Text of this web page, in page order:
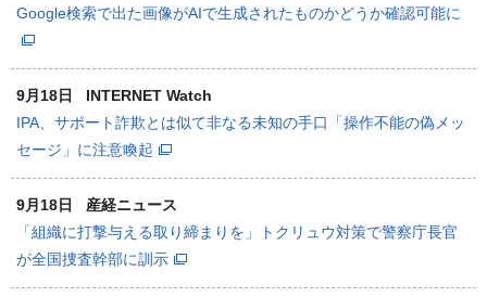
Google検索で出た画像がAIで生成されたものかどうか確認可能に
9月18日
INTERNET Watch
IPA、サポート詐欺とは似て非なる未知の手口「操作不能の偽メッ
セージ」に注意喚起
9月18日
産経ニュース
「組織に打撃与える取り締まりを」トクリュウ対策で警察庁長官
が全国捜査幹部に訓示